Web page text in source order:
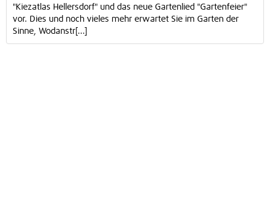
"Kiezatlas Hellersdorf" und das neue Gartenlied "Gartenfeier"
vor. Dies und noch vieles mehr erwartet Sie im Garten der
Sinne, Wodanstr[...]